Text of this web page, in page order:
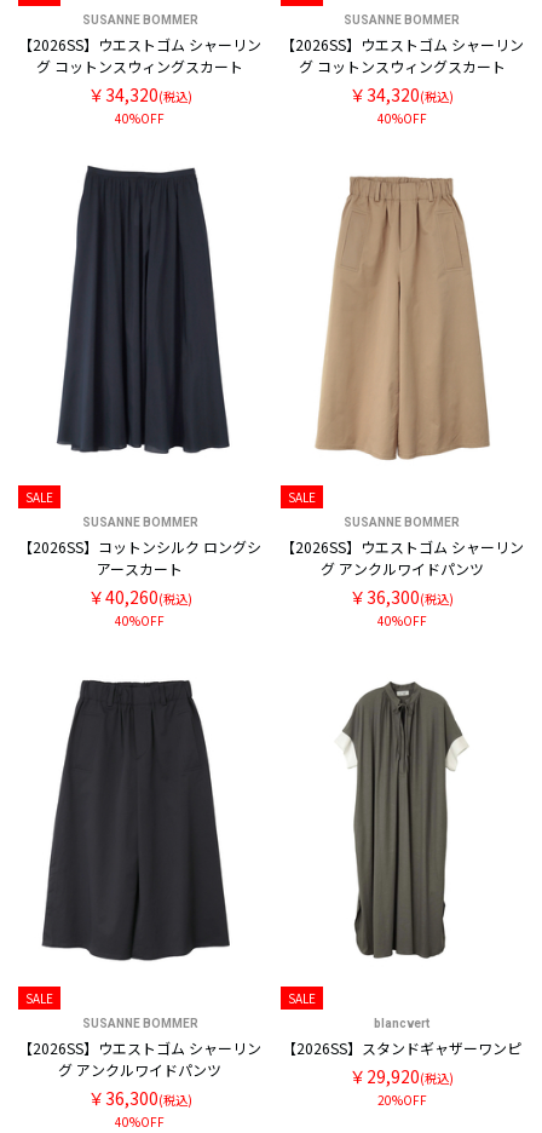
SUSANNE BOMMER
【2026SS】ウエストゴム シャーリン
グ コットンスウィングスカート
￥34,320(税込)
40%OFF
SUSANNE BOMMER
【2026SS】ウエストゴム シャーリン
グ コットンスウィングスカート
￥34,320(税込)
40%OFF
SALE
SUSANNE BOMMER
【2026SS】コットンシルク ロングシ
アースカート
￥40,260(税込)
40%OFF
SALE
SUSANNE BOMMER
【2026SS】ウエストゴム シャーリン
グ アンクルワイドパンツ
￥36,300(税込)
40%OFF
SALE
SUSANNE BOMMER
【2026SS】ウエストゴム シャーリン
グ アンクルワイドパンツ
￥36,300(税込)
40%OFF
SALE
blancvert
【2026SS】スタンドギャザーワンピ
￥29,920(税込)
20%OFF